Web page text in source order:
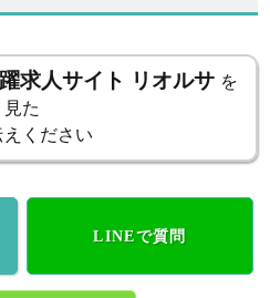
求人サイト リオルサ を
見た
えください
LINEで質問